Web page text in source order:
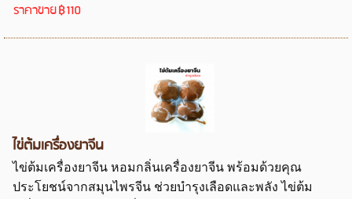
ราคาขาย฿110
ไข่ต้มเครื่องยาจีน
ไข่ต้มเครื่องยาจีน หอมกลิ่นเครื่องยาจีน พร้อมด้วยคุณ
ประโยชน์จากสมุนไพรจีน ช่วยบำรุงเลือดและพลัง ไข่ต้ม